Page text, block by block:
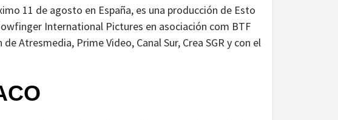
11 de agosto en España, es una producción de Esto
International Pictures en asociación com BTF
Atresmedia, Prime Video, Canal Sur, Crea SGR y con el